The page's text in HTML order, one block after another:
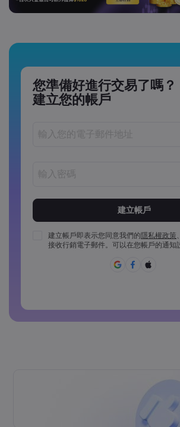
您準備好進行交易了嗎？
建立您的帳戶
密碼長度必須介於 8 到 15 個字元之間
密碼必須包含至少 1 個大寫字元
密碼必須包含至少 1 個小寫字元
密碼必須包含 ~!@#£%^&*()_-+=:;&lt;&gt;{,[]?,.
建立帳戶即表示您同意我們的隱私權政策、
接收行銷電子郵件。可以在您帳戶的通知